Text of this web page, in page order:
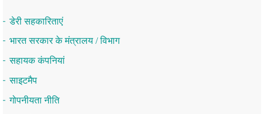
डेरी सहकारिताएं
भारत सरकार के मंत्रालय / विभाग
सहायक कंपनियां
साइटमैप
गोपनीयता नीति